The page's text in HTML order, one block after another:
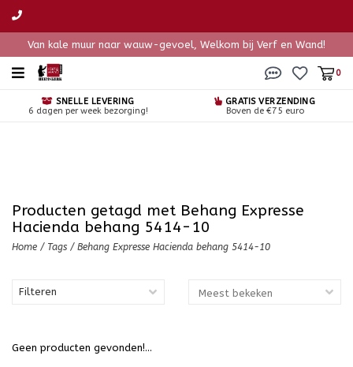
Van kale muur naar wauw-gevoel, Welkom bij Verf en Wand!
0
SNELLE LEVERING
6 dagen per week bezorging!
GRATIS VERZENDING
Boven de €75 euro
Producten getagd met Behang Expresse
Hacienda behang 5414-10
Home / Tags / Behang Expresse Hacienda behang 5414-10
Filteren
Geen producten gevonden!...